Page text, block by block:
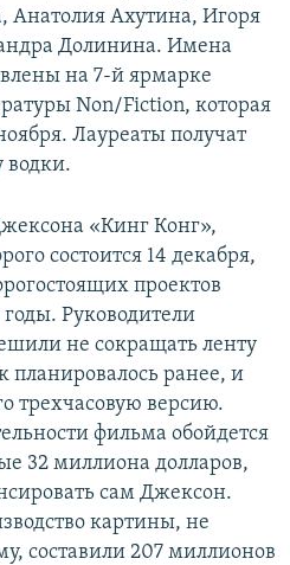
Анатолия Ахутина, Игоря
Долинина. Имена
на 7-й ярмарке
Non/Fiction, которая
Лауреаты получат
водки.
«Кинг Конг»,
состоится 14 декабря,
проектов
годы. Руководители
не сокращать ленту
планировалось ранее, и
трехчасовую версию.
фильма обойдется
32 миллиона долларов,
сам Джексон.
картины, не
составили 207 миллионов